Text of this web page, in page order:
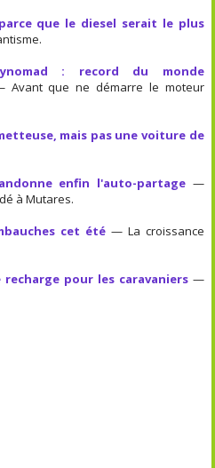
que le diesel serait le plus
: record du monde
Avant que ne démarre le moteur
mais pas une voiture de
enfin l'auto-partage—
à Mutares.
cet été— La croissance
recharge pour les caravaniers—